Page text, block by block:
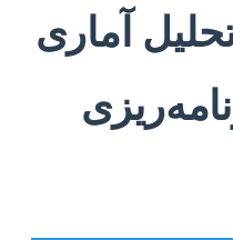
آماری